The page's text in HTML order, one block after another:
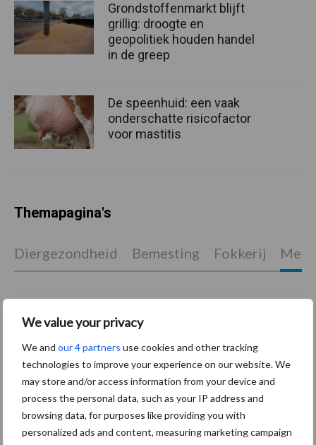
We value your privacy
We and our 4 partners use cookies and other tracking
technologies to improve your experience on our website. We
may store and/or access information from your device and
process the personal data, such as your IP address and
browsing data, for purposes like providing you with
personalized ads and content, measuring marketing campaign
Grondstoffenmarkt blijft
grillig: droogte en
geopolitiek houden handel
in de greep
De speenhuid: een vaak
onderschatte risicofactor
voor mastitis
Themapagina's
Diergezondheid Bemesting Fokkerij
Voerhekken
Toon meer